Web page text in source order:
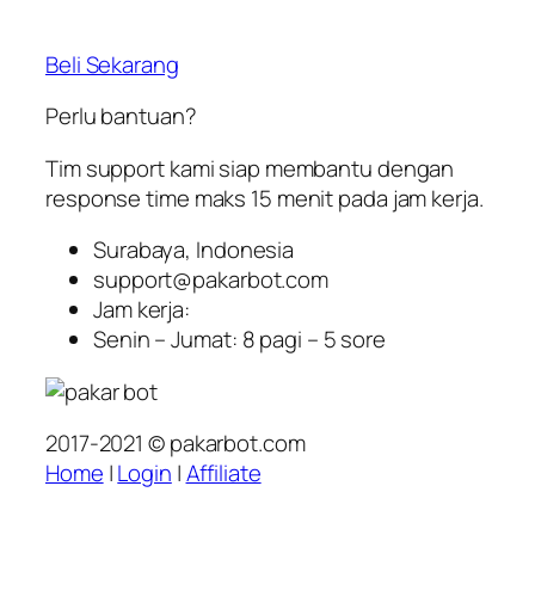
Beli Sekarang
Perlu bantuan?
Tim support kami siap membantu dengan
response time maks 15 menit pada jam kerja.
Surabaya, Indonesia
support@pakarbot.com
Jam kerja:
Senin – Jumat: 8 pagi – 5 sore
2017-2021 © pakarbot.com
Home |Login |Affiliate